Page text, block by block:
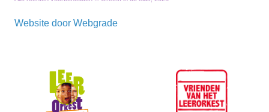
Website door Webgrade